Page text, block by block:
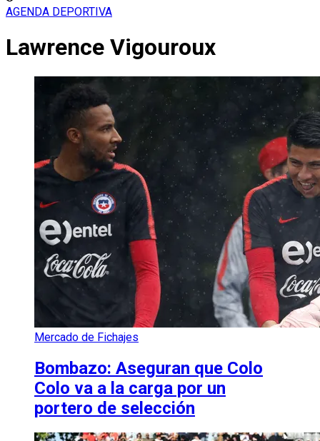
AGENDA DEPORTIVA
Lawrence Vigouroux
Mercado de Fichajes
Bombazo: Aseguran que Colo
Colo va a la carga por un
portero de selección